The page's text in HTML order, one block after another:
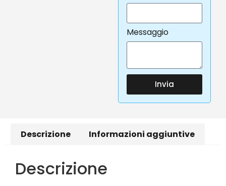
Messaggio
Invia
Descrizione Informazioni aggiuntive
Descrizione